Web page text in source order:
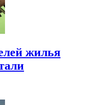
жилья